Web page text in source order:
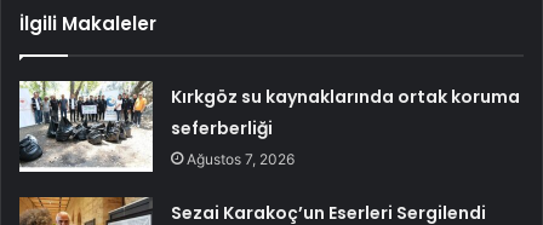
İlgili Makaleler
Kırkgöz su kaynaklarında ortak koruma
seferberliği
Ağustos 7, 2026
Sezai Karakoç’un Eserleri Sergilendi